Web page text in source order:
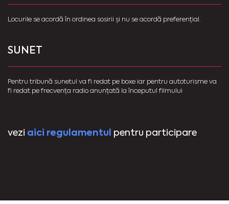
Locurile se acordă în ordinea sosirii și nu se acordă preferențial.
SUNET
Pentru tribună sunetul va fi redat pe boxe iar pentru autoturisme va
fi redat pe frecvența radio anunțată la începutul filmului
vezi aici regulamentul pentru participare